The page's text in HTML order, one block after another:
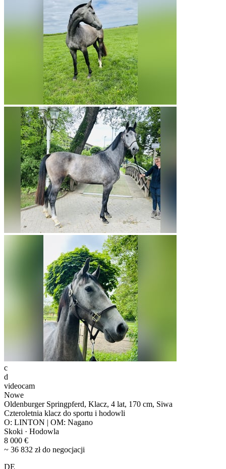
c
d
videocam
Nowe
Oldenburger Springpferd, Klacz, 4 lat, 170 cm, Siwa
Czteroletnia klacz do sportu i hodowli
O: LINTON | OM: Nagano
Skoki · Hodowla
8 000 €
~ 36 832 zł do negocjacji
DE